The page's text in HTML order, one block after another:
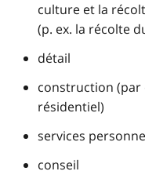
culture et la
(p. ex. la récolte
détail
construction (par
résidentiel)
services
conseil